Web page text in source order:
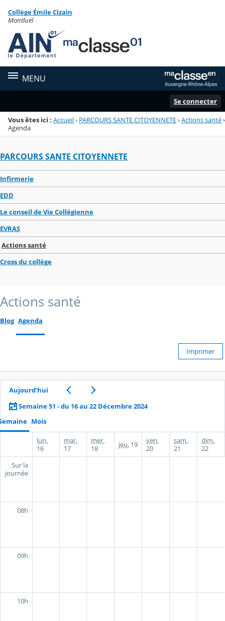
Menu de la rubrique
Contenu
Collège Émile Cizain
Montluel
MENU
Se connecter
Vous êtes ici : Accueil› PARCOURS SANTE CITOYENNETE›Actions santé›
Agenda
PARCOURS SANTE CITOYENNETE
Infirmerie
EDD
Le conseil de Vie Collégienne
EVRAS
Actions santé
Cross du collège
Actions santé
Blog Agenda
Imprimer
Aujourd’hui
Semaine 51 - du 16 au 22 Décembre 2024
Mois
lun.
16
mar.
17
mer.
18
jeu. 19
ven.
20
sam.
21
dim.
22
Sur la
journée
08h
09h
10h